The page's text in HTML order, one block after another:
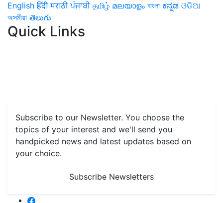
English हिंदी मराठी ਪੰਜਾਬੀ தமிழ் മലയാളം বাংলা ಕನ್ನಡ ଓଡିଆ
অসমীয়া తెలుగు
Quick Links
Subscribe to our Newsletter. You choose the
topics of your interest and we'll send you
handpicked news and latest updates based on
your choice.
Subscribe Newsletters